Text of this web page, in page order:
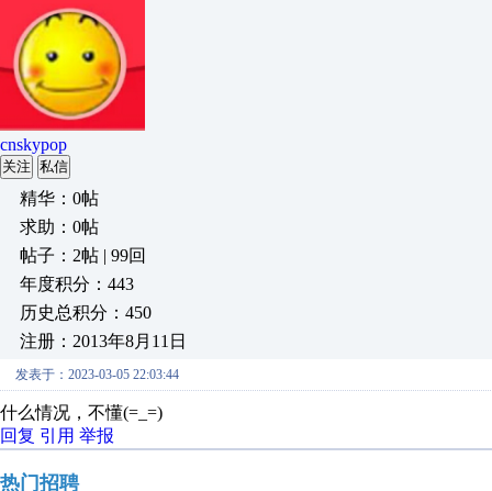
cnskypop
关注 私信
精华：0帖
求助：0帖
帖子：2帖 | 99回
年度积分：443
历史总积分：450
注册：2013年8月11日
发表于：2023-03-05 22:03:44
什么情况，不懂(=_=)
回复 引用 举报
热门招聘